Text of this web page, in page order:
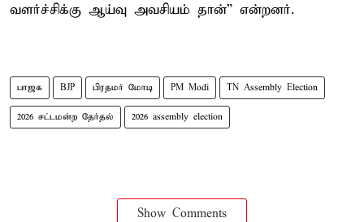
வளர்ச்சிக்கு ஆய்வு அவசியம் தான்” என்றனர்.
பாஜக BJP பிரதமர் மோடி PM Modi TN Assembly Election
2026 சட்டமன்ற தேர்தல் 2026 assembly election
Show Comments